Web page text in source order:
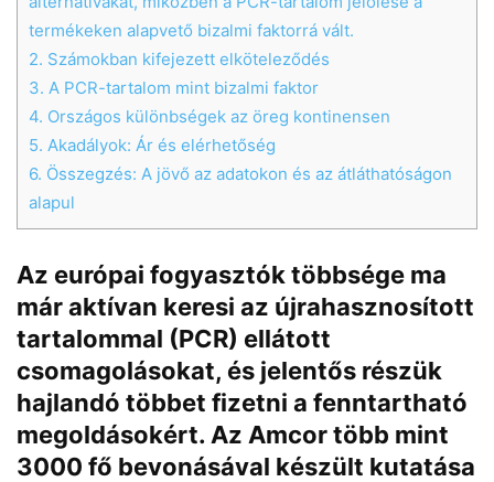
termékeken alapvető bizalmi faktorrá vált.
2. Számokban kifejezett elköteleződés
3. A PCR-tartalom mint bizalmi faktor
4. Országos különbségek az öreg kontinensen
5. Akadályok: Ár és elérhetőség
6. Összegzés: A jövő az adatokon és az átláthatóságon
alapul
Az európai fogyasztók többsége ma
már aktívan keresi az újrahasznosított
tartalommal (PCR) ellátott
csomagolásokat, és jelentős részük
hajlandó többet fizetni a fenntartható
megoldásokért. Az Amcor több mint
3000 fő bevonásával készült kutatása
Chat Mr wAIste Close